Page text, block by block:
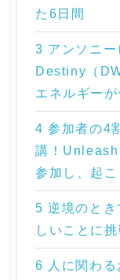
た6日間
3 アンソニ
Destiny（
エネルギー
4 参加者の4
講！
参加し、起こ
5 逆境のとき
しいことに
6 人に関わる